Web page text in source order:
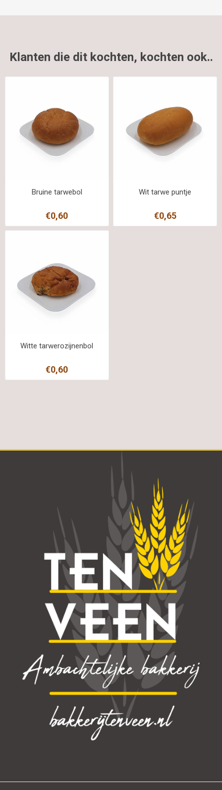
Klanten die dit kochten, kochten ook..
Bruine tarwebol
€0,60
Wit tarwe puntje
€0,65
Witte tarwerozijnenbol
€0,60